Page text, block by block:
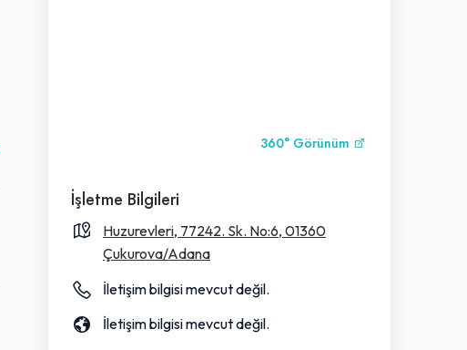
360° Görünüm
İşletme Bilgileri
Huzurevleri, 77242. Sk. No:6, 01360
Çukurova/Adana
İletişim bilgisi mevcut değil.
İletişim bilgisi mevcut değil.